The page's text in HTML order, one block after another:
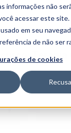
informações não
acessar este site.
em seu
de não ser
de cookies
>Acontece
curso: